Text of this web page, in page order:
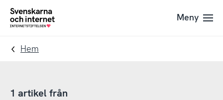
Till
navigation
Till
innehåll
To
Meny
Hem
1 artikel från